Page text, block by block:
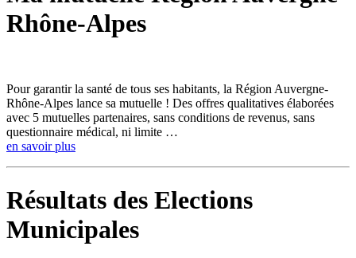
Rhône-Alpes
Pour garantir la santé de tous ses habitants, la Région Auvergne-
Rhône-Alpes lance sa mutuelle ! Des offres qualitatives élaborées
avec 5 mutuelles partenaires, sans conditions de revenus, sans
questionnaire médical, ni limite …
en savoir plus
Résultats des Elections
Municipales